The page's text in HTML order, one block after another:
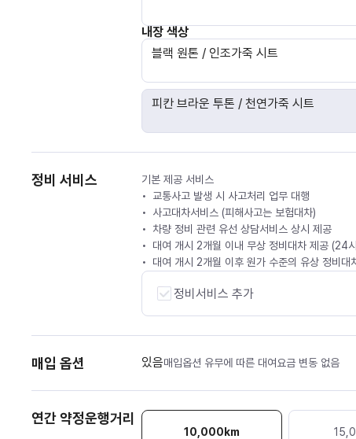
내장 색상
블랙 원톤 / 인조가죽 시트
피칸 브라운 투톤 / 천연가죽 시트
정비 서비스
기본 제공 서비스
교통사고 발생 시 사고처리 업무 대행
사고대차서비스 (피해사고는 보험대차)
차량 정비 관련 유선 상담서비스 상시 제공
대여 개시 2개월 이내 무상 정비대차 제공 (24
대여 개시 2개월 이후 원가 수준의 유상 정비
정비서비스 추가
매입 옵션 있음매입옵션 유무에 따른 대여요금 변동 없음
연간 약정운행거리
10,000 km